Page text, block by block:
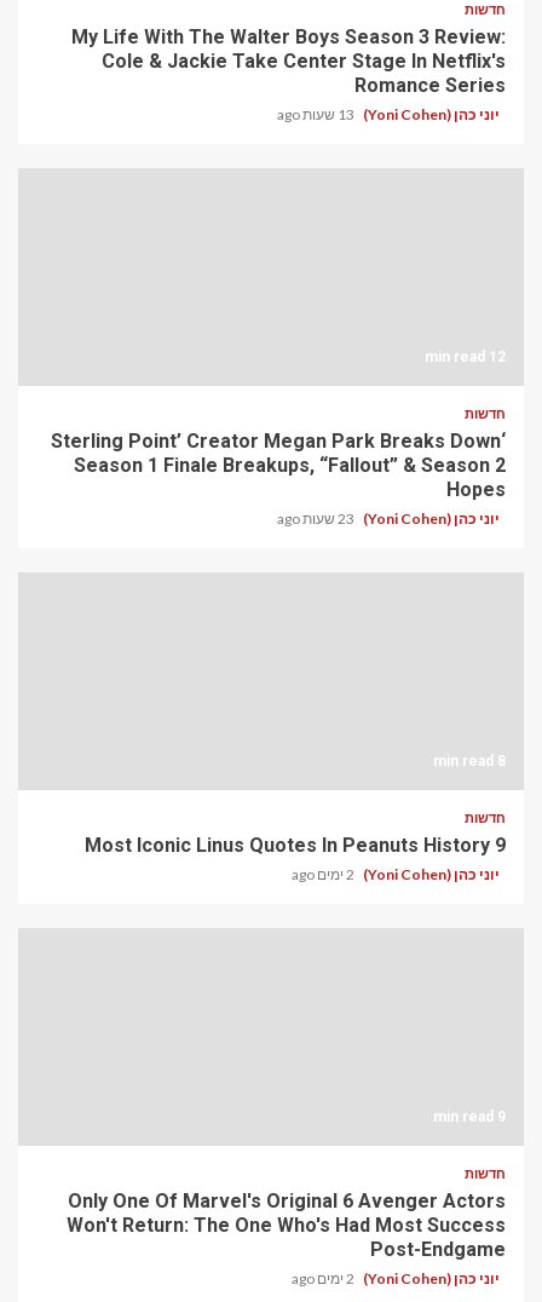
חדשות
My Life With The Walter Boys Season 3 Review:
Cole & Jackie Take Center Stage In Netflix's
Romance Series
יוני כהן (Yoni Cohen) 13 שעות ago
12 min read
חדשות
‘Sterling Point’ Creator Megan Park Breaks Down
Season 1 Finale Breakups, “Fallout” & Season 2
Hopes
יוני כהן (Yoni Cohen) 23 שעות ago
8 min read
חדשות
9 Most Iconic Linus Quotes In Peanuts History
יוני כהן (Yoni Cohen) 2 ימים ago
9 min read
חדשות
Only One Of Marvel's Original 6 Avenger Actors
Won't Return: The One Who's Had Most Success
Post-Endgame
יוני כהן (Yoni Cohen) 2 ימים ago